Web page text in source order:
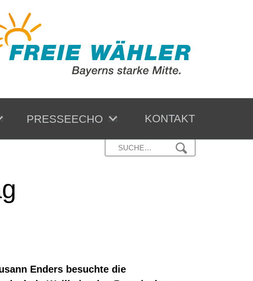
PRESSEECHO KONTAKT
Enders besuchte die